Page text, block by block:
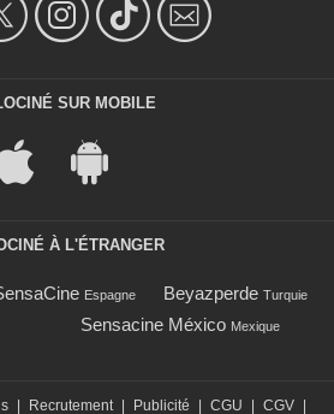
SUR MOBILE
À L'ÉTRANGER
Espagne Beyazperde Turquie
Sensacine México Mexique
Recrutement Publicité CGU CGV